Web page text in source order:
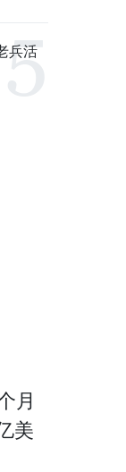
兵活
月
美